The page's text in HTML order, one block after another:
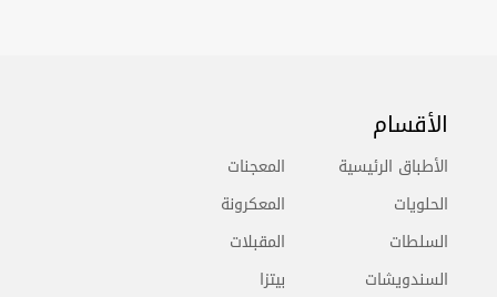
الأقسام
الأطباق الرئيسية
الحلويات
السلطات
السندويشات
المعجنات
المعكرونة
المقبلات
بيتزا